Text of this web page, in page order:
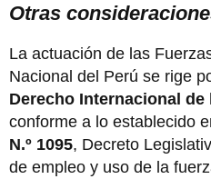
Otras
La actuación de las
Nacional del Perú se rige
Derecho Internacional
conforme a lo establecido
N.º 1095, Decreto
de empleo y uso de la